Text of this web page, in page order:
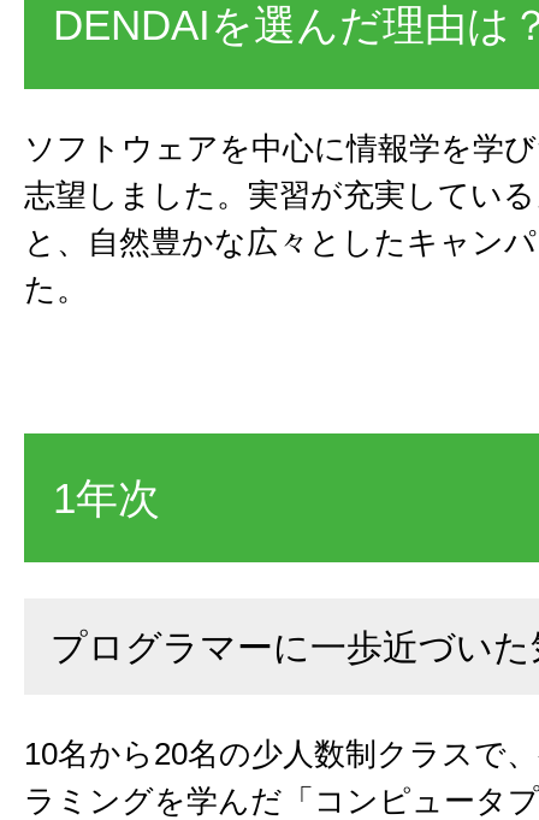
DENDAIを選んだ理由は
ソフトウェアを中心に情報学を学
志望しました。実習が充実してい
と、自然豊かな広々としたキャン
た。
1年次
プログラマーに一歩近づい
10名から20名の少人数制クラスで
ラミングを学んだ「コンピュータ